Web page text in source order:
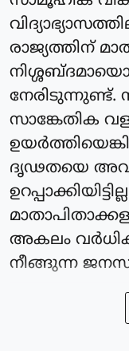
രാജ്യത്തിന്
സാങ്കേതിക
ദൃഢതയെ അവ
അകലം
നീങ്ങുന്ന